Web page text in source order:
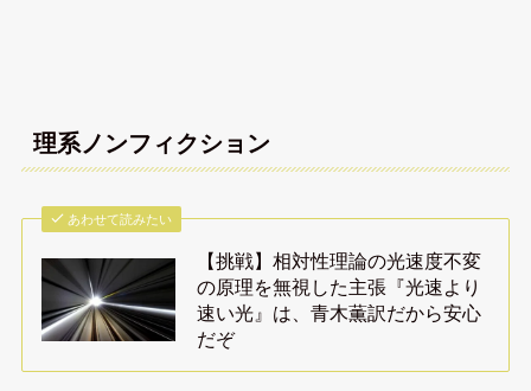
理系ノンフィクション
あわせて読みたい
【挑戦】相対性理論の光速度不変
の原理を無視した主張『光速より
速い光』は、青木薫訳だから安心
だぞ